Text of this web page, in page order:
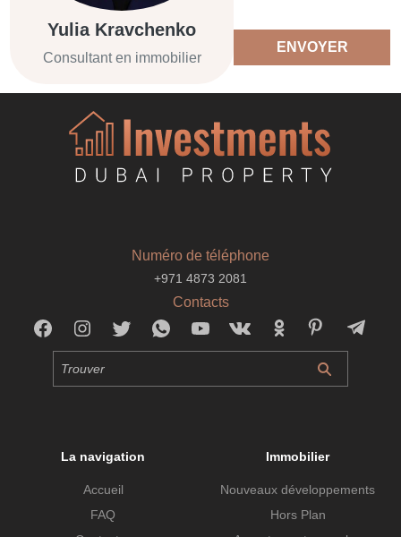
Yulia Kravchenko
Consultant en immobilier
ENVOYER
Numéro de téléphone
+971 4873 2081
Contacts
La navigation
Accueil
FAQ
Immobilier
Nouveaux développements
Hors Plan